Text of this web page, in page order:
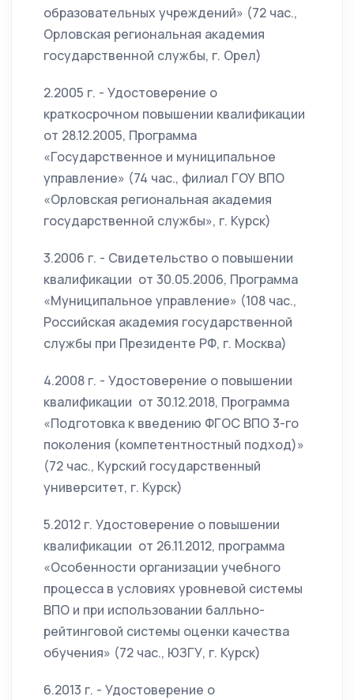
образовательных учреждений» (72 час.,
Орловская региональная академия
государственной службы, г. Орел)
2.2005 г. - Удостоверение о
краткосрочном повышении квалификации
от 28.12.2005, Программа
«Государственное и муниципальное
управление» (74 час., филиал ГОУ ВПО
«Орловская региональная академия
государственной службы», г. Курск)
3.2006 г. - Свидетельство о повышении
квалификации от 30.05.2006, Программа
«Муниципальное управление» (108 час.,
Российская академия государственной
службы при Президенте РФ, г. Москва)
4.2008 г. - Удостоверение о повышении
квалификации от 30.12.2018, Программа
«Подготовка к введению ФГОС ВПО 3-го
поколения (компетентностный подход)»
(72 час., Курский государственный
университет, г. Курск)
5.2012 г. Удостоверение о повышении
квалификации от 26.11.2012, программа
«Особенности организации учебного
процесса в условиях уровневой системы
ВПО и при использовании балльно-
рейтинговой системы оценки качества
обучения» (72 час., ЮЗГУ, г. Курск)
6.2013 г. - Удостоверение о